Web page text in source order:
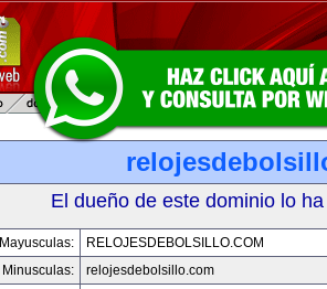
El dueño de este dominio lo
Mayusculas:
RELOJESDEBOLSILLO.COM
Minusculas:
relojesdebolsillo.com